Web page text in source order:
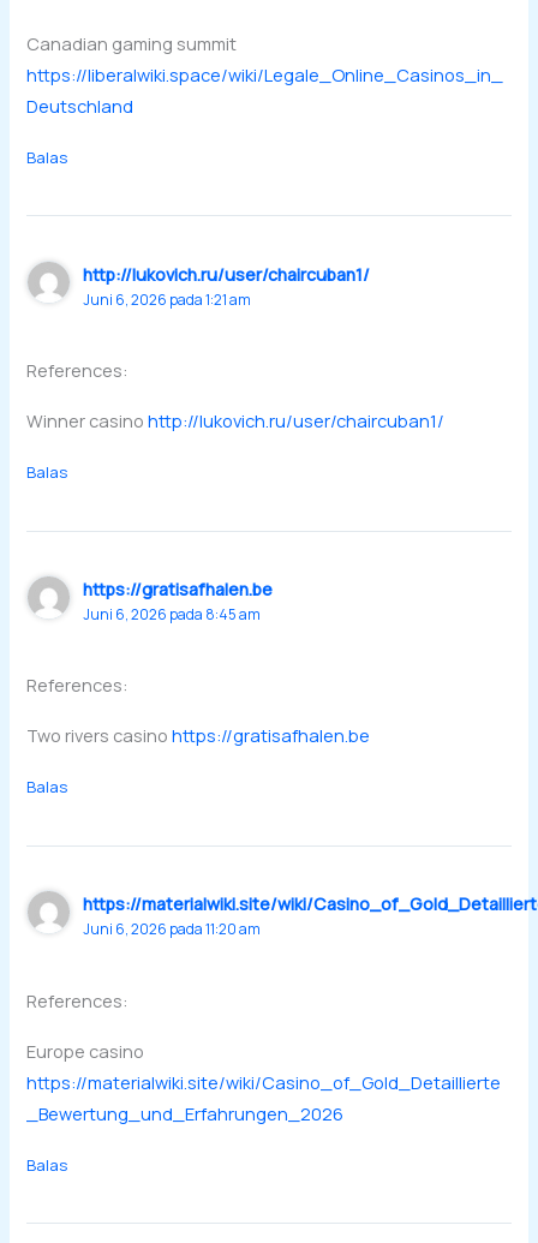
Canadian gaming summit
https://liberalwiki.space/wiki/Legale_Online_Casinos_in_
Deutschland
Balas
http://lukovich.ru/user/chaircuban1/
Juni 6, 2026 pada 1:21 am
References:
Winner casinohttp://lukovich.ru/user/chaircuban1/
Balas
https://gratisafhalen.be
Juni 6, 2026 pada 8:45 am
References:
Two rivers casinohttps://gratisafhalen.be
Balas
https://materialwiki.site/wiki/
Juni 6, 2026 pada 11:20 am
References:
Europe casino
https://materialwiki.site/wiki/Casino_of_Gold_Detaillierte
_Bewertung_und_Erfahrungen_2026
Balas